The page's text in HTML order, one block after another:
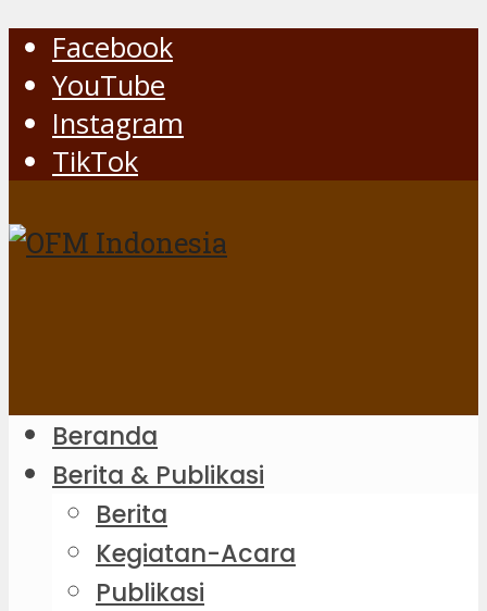
Facebook
YouTube
Instagram
TikTok
Beranda
Berita & Publikasi
Berita
Kegiatan-Acara
Publikasi